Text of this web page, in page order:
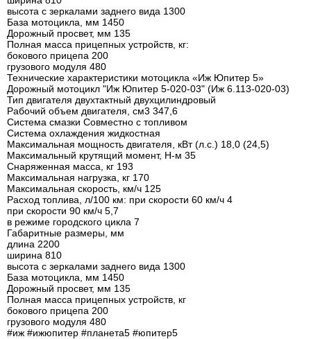
высота с зеркалами заднего вида 1300
База мотоцикла, мм 1450
Дорожный просвет, мм 135
Полная масса прицепных устройств, кг:
бокового прицепа 200
грузового модуля 480
Технические характеристики мотоцикла «Иж Юпитер 5»
Дорожный мотоцикл "Иж Юпитер 5-020-03" (Иж 6.113-020-03)
Тип двигателя двухтактный двухцилиндровый
Рабочий объем двигателя, см3 347,6
Система смазки Совместно с топливом
Система охлаждения жидкостная
Максимальная мощность двигателя, кВт (л.с.) 18,0 (24,5)
Максимальный крутящий момент, Н-м 35
Снаряженная масса, кг 193
Максимальная нагрузка, кг 170
Максимальная скорость, км/ч 125
Расход топлива, л/100 км: при скорости 60 км/ч 4
при скорости 90 км/ч 5,7
в режиме городского цикла 7
Габаритные размеры, мм
длина 2200
ширина 810
высота с зеркалами заднего вида 1300
База мотоцикла, мм 1450
Дорожный просвет, мм 135
Полная масса прицепных устройств, кг
бокового прицепа 200
грузового модуля 480
#иж #ижюпитер #планета5 #юпитер5